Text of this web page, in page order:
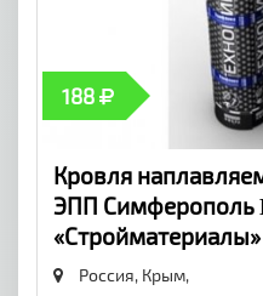
188
Кровля
ЭПП Симферополь
«Стройматериалы»
Россия, Крым,